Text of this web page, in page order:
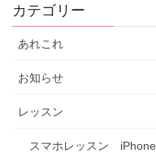
カテゴリー
あれこれ
お知らせ
レッスン
スマホレッスン iPhone